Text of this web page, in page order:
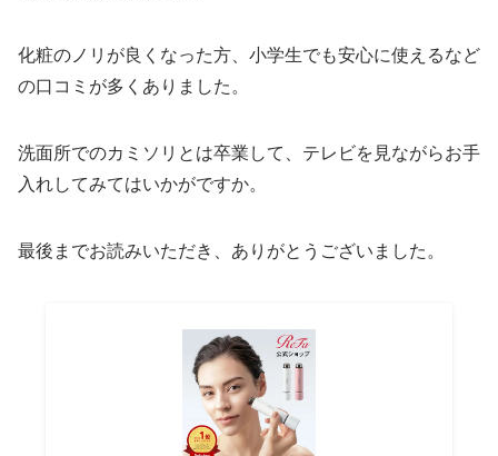
化粧のノリが良くなった方、小学生でも安心に使えるなど
の口コミが多くありました。
洗面所でのカミソリとは卒業して、テレビを見ながらお手
入れしてみてはいかがですか。
最後までお読みいただき、ありがとうございました。